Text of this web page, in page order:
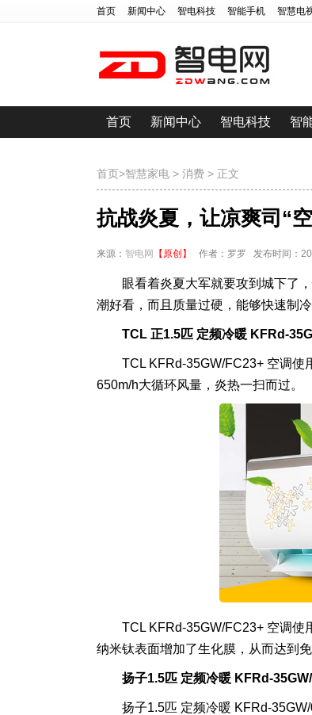
首页 新闻中心 智电科技 智能手机 智慧电
首页 新闻中心 智电科技 智
首页>智慧家电 > 消费 > 正文
抗战炎夏，让凉爽司“
来源： 智电网 【原创】 作者：罗罗 发布时间：
眼看着炎夏大军就要攻到城下了
潮好看，而且质量过硬，能够快速制
TCL 正1.5匹 定频冷暖 KFRd-
TCL KFRd-35GW/FC23+ 空调使
650m/h大循环风量，炎热一扫而过。
TCL KFRd-35GW/FC23+ 空调使
纳米钛表面增加了生化膜，从而达到
扬子1.5匹 定频冷暖 KFRd-
扬子1.5匹 定频冷暖 KFRd-